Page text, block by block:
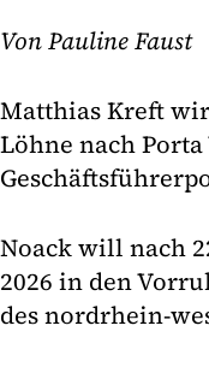
Von Pauline Faust
Matthias Kreft
Löhne nach
Noack will nach
2026 in den
des nordrhein-